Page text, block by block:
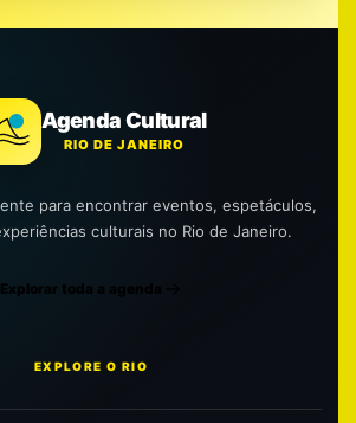
Agenda Cultural
RIO DE JANEIRO
para encontrar eventos, espetáculos,
culturais no Rio de Janeiro.
Explorar toda a agenda
EXPLORE O RIO